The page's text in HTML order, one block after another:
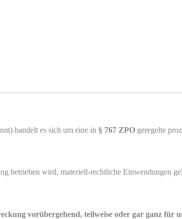
handelt es sich um eine in § 767 ZPO geregelte
betrieben wird, materiell-rechtliche Einwendungen
vorübergehend, teilweise oder gar ganz für